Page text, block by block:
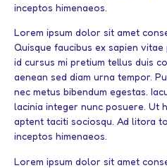
inceptos himenaeos.
Lorem ipsum dolor sit amet
Quisque faucibus ex sapien
id cursus mi pretium tellus duis
aenean sed diam urna tempor.
nec metus bibendum egestas.
lacinia integer nunc posuere. Ut
aptent taciti sociosqu. Ad litora
inceptos himenaeos.
Lorem ipsum dolor sit amet